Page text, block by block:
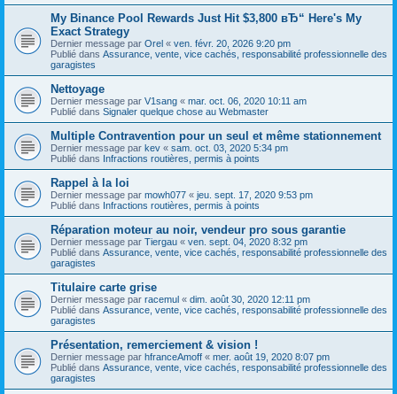
My Binance Pool Rewards Just Hit $3,800 вЂ“ Here's My
Exact Strategy
Dernier message par Orel « ven. févr. 20, 2026 9:20 pm
Publié dans Assurance, vente, vice cachés, responsabilité professionnelle des
garagistes
Nettoyage
Dernier message par V1sang « mar. oct. 06, 2020 10:11 am
Publié dans Signaler quelque chose au Webmaster
Multiple Contravention pour un seul et même stationnement
Dernier message par kev « sam. oct. 03, 2020 5:34 pm
Publié dans Infractions routières, permis à points
Rappel à la loi
Dernier message par mowh077 « jeu. sept. 17, 2020 9:53 pm
Publié dans Infractions routières, permis à points
Réparation moteur au noir, vendeur pro sous garantie
Dernier message par Tiergau « ven. sept. 04, 2020 8:32 pm
Publié dans Assurance, vente, vice cachés, responsabilité professionnelle des
garagistes
Titulaire carte grise
Dernier message par racemul « dim. août 30, 2020 12:11 pm
Publié dans Assurance, vente, vice cachés, responsabilité professionnelle des
garagistes
Présentation, remerciement & vision !
Dernier message par hfranceAmoff « mer. août 19, 2020 8:07 pm
Publié dans Assurance, vente, vice cachés, responsabilité professionnelle des
garagistes